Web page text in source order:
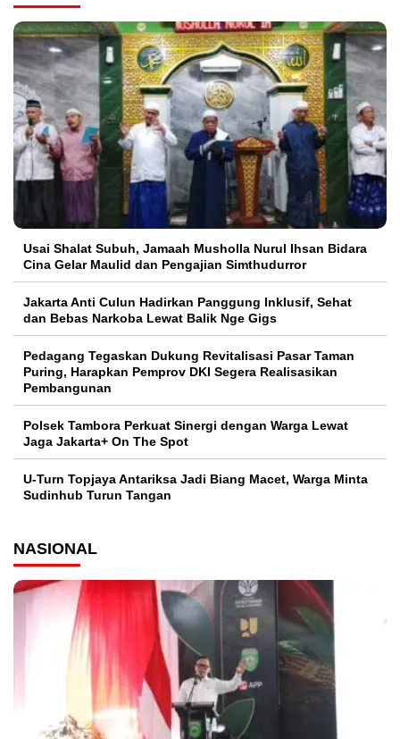
Usai Shalat Subuh, Jamaah Musholla Nurul Ihsan Bidara
Cina Gelar Maulid dan Pengajian Simthudurror
Jakarta Anti Culun Hadirkan Panggung Inklusif, Sehat
dan Bebas Narkoba Lewat Balik Nge Gigs
Pedagang Tegaskan Dukung Revitalisasi Pasar Taman
Puring, Harapkan Pemprov DKI Segera Realisasikan
Pembangunan
Polsek Tambora Perkuat Sinergi dengan Warga Lewat
Jaga Jakarta+ On The Spot
U-Turn Topjaya Antariksa Jadi Biang Macet, Warga Minta
Sudinhub Turun Tangan
NASIONAL